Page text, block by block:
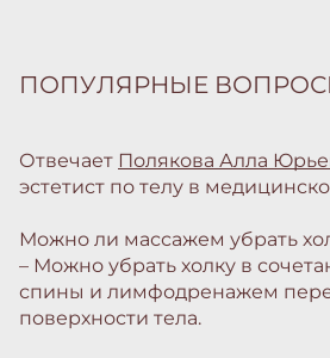
ПОПУЛЯРНЫЕ
Отвечает Полякова Алла
эстетист по телу в
Можно ли массажем убрать
– Можно убрать холку в
спины и лимфодренажем
поверхности тела.